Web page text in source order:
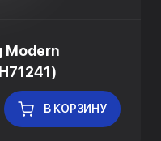
Modern
В КОРЗИНУ